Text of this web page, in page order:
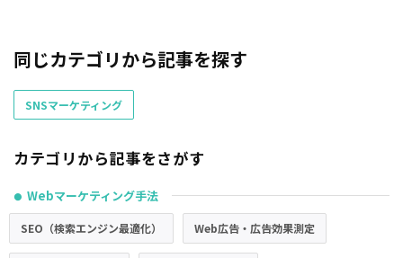
同じカテゴリから記事を探す
SNSマーケティング
カテゴリから記事をさがす
● Webマーケティング手法
SEO（検索エンジン最適化） Web広告・広告効果測定